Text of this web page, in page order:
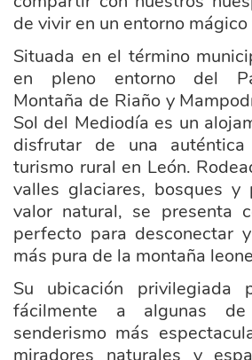
de vivir en un entorno
Situada en el término
en pleno entorno del
Montaña de Riaño y
Sol del Mediodía es un
disfrutar de una
turismo rural en León.
valles glaciares, bosques y
valor natural, se presenta
perfecto para desconectar
más pura de la montaña
Su ubicación privilegiada
fácilmente a algunas
senderismo más
miradores naturales y